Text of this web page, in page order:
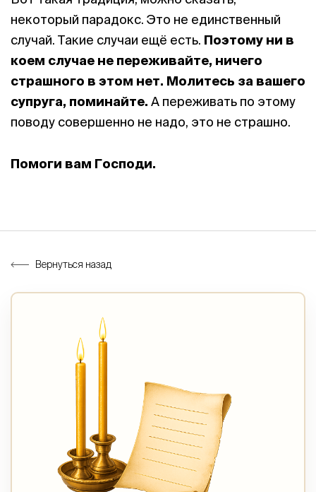
некоторый парадокс. Это не единственный
случай. Такие случаи ещё есть. Поэтому ни в
коем случае не переживайте, ничего
страшного в этом нет. Молитесь за вашего
супруга, поминайте. А переживать по этому
поводу совершенно не надо, это не страшно.
Помоги вам Господи.
Вернуться назад